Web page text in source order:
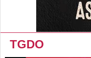
TGDO